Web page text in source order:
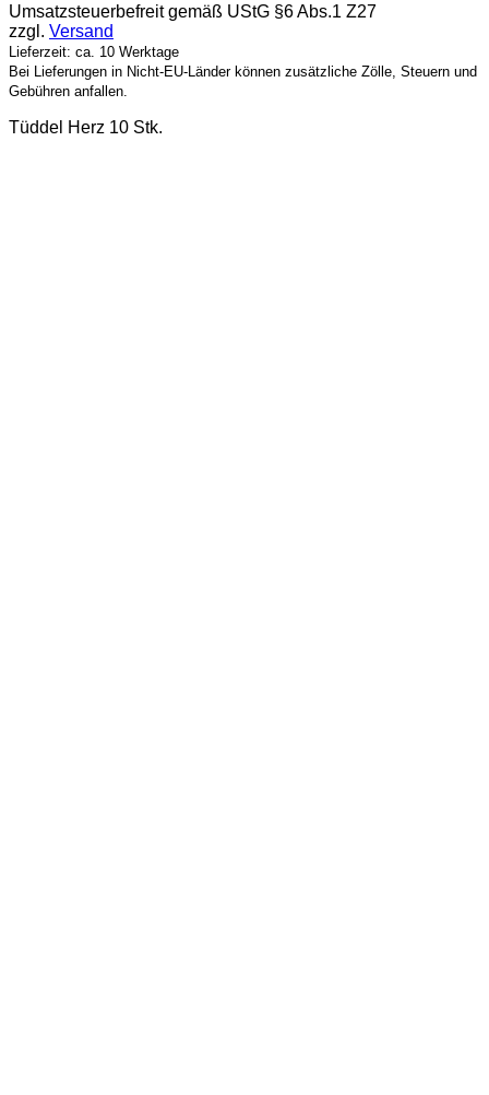
Umsatzsteuerbefreit gemäß UStG §6 Abs.1 Z27
zzgl. Versand
Lieferzeit: ca. 10 Werktage
Bei Lieferungen in Nicht-EU-Länder können zusätzliche Zölle, Steuern und
Gebühren anfallen.
Tüddel Herz 10 Stk.